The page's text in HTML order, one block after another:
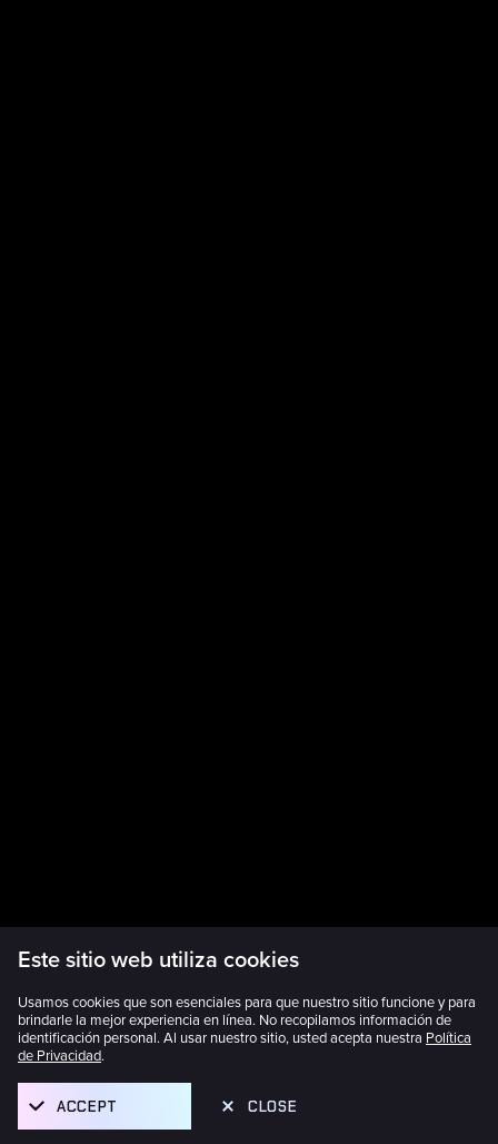
Este sitio web utiliza cookies
Usamos cookies que son esenciales para que nuestro sitio funcione y para
brindarle la mejor experiencia en línea. No recopilamos información de
identificación personal. Al usar nuestro sitio, usted acepta nuestra Política
de Privacidad.
ACCEPT CLOSE